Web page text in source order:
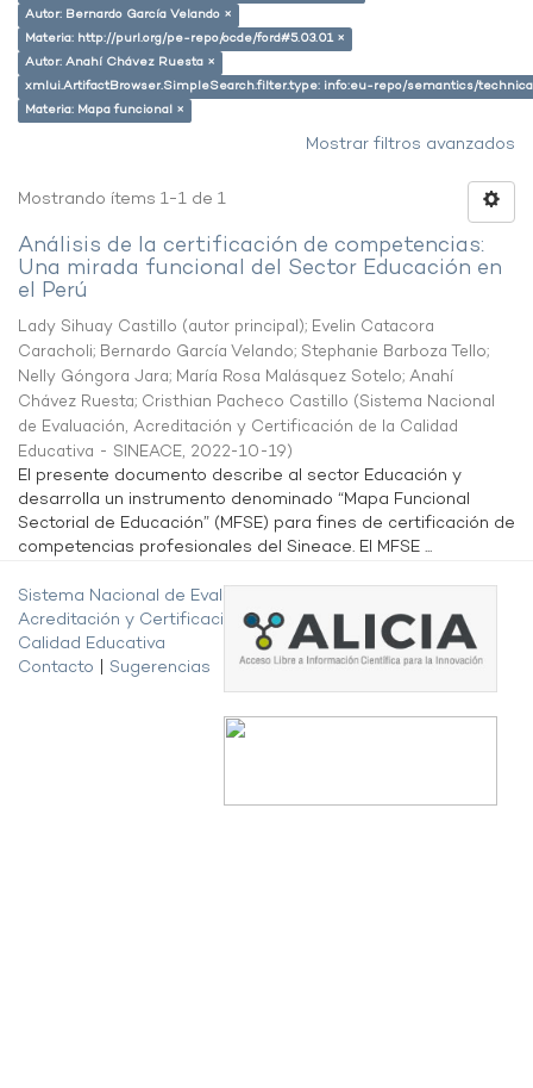
Autor: Bernardo García Velando ×
Materia: http://purl.org/pe-repo/ocde/ford#5.03.01 ×
Autor: Anahí Chávez Ruesta ×
xmlui.ArtifactBrowser.SimpleSearch.filter.type: info:eu-repo/semantics/
Materia: Mapa funcional ×
Mostrar filtros avanzados
Mostrando ítems 1-1 de 1
Análisis de la certificación de competencias:
Una mirada funcional del Sector Educación en
el Perú
Lady Sihuay Castillo (autor principal); Evelin Catacora
Caracholi; Bernardo García Velando; Stephanie Barboza Tello;
Nelly Góngora Jara; María Rosa Malásquez Sotelo; Anahí
Chávez Ruesta; Cristhian Pacheco Castillo (Sistema Nacional
de Evaluación, Acreditación y Certificación de la Calidad
Educativa - SINEACE, 2022-10-19)
El presente documento describe al sector Educación y
desarrolla un instrumento denominado “Mapa Funcional
Sectorial de Educación” (MFSE) para fines de certificación de
competencias profesionales del Sineace. El MFSE ...
Sistema Nacional de Evaluación,
Acreditación y Certificación de la
Calidad Educativa
Contacto
Sugerencias